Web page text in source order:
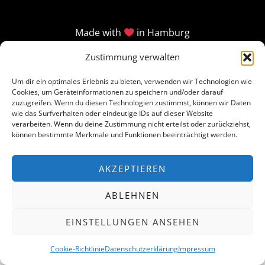
Zustimmung verwalten
Um dir ein optimales Erlebnis zu bieten, verwenden wir Technologien wie
Cookies, um Geräteinformationen zu speichern und/oder darauf
zuzugreifen. Wenn du diesen Technologien zustimmst, können wir Daten
wie das Surfverhalten oder eindeutige IDs auf dieser Website
verarbeiten. Wenn du deine Zustimmung nicht erteilst oder zurückziehst,
können bestimmte Merkmale und Funktionen beeinträchtigt werden.
AKZEPTIEREN
ABLEHNEN
EINSTELLUNGEN ANSEHEN
Cookie-RichtlinieDatenschutzerklärungImpressum
Made with in Hamburg